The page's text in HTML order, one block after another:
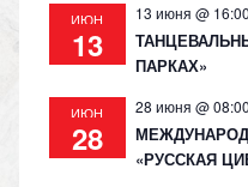
ИЮН
13
13 июня @ 16:00
ПАРКАХ»
ИЮН
28
28 июня @ 08:00
«РУССКАЯ